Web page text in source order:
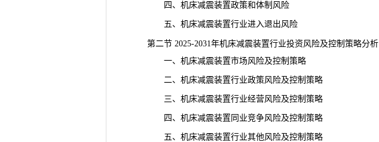
四、机床减震装置政策和体制风险
五、机床减震装置行业进入退出风险
第二节 2025-2031年机床减震装置行业投资风险及控制策略分析
一、机床减震装置市场风险及控制策略
二、机床减震装置行业政策风险及控制策略
三、机床减震装置行业经营风险及控制策略
四、机床减震装置同业竞争风险及控制策略
五、机床减震装置行业其他风险及控制策略